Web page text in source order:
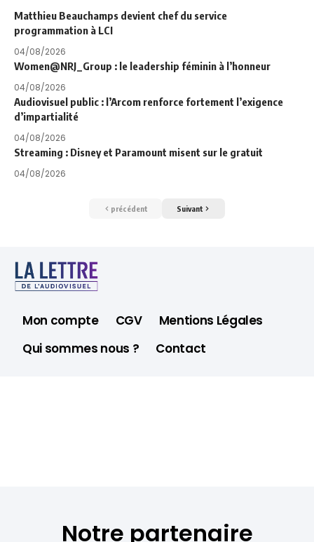
Matthieu Beauchamps devient chef du service
programmation à LCI
04/08/2026
Women@NRJ_Group : le leadership féminin à l’honneur
04/08/2026
Audiovisuel public : l’Arcom renforce fortement l’exigence
d’impartialité
04/08/2026
Streaming : Disney et Paramount misent sur le gratuit
04/08/2026
précédent Suivant
Mon compte CGV
Mentions Légales
Qui sommes nous ?
Contact
Notre partenaire